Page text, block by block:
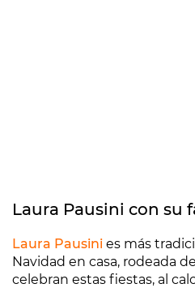
Laura Pausini con su
Laura Pausini es más
Navidad en casa, rodeada
celebran estas fiestas, al